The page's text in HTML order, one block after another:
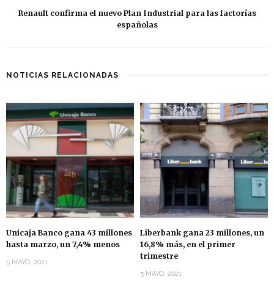
Renault confirma el nuevo Plan Industrial para las factorías
españolas
NOTICIAS RELACIONADAS
Unicaja Banco gana 43 millones
hasta marzo, un 7,4% menos
5 MAYO, 2021
Liberbank gana 23 millones, un
16,8% más, en el primer
trimestre
5 MAYO, 2021